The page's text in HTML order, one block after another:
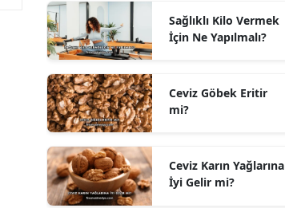
Sağlıklı Kilo Vermek
İçin Ne Yapılmalı?
Ceviz Göbek Eritir
mi?
Ceviz Karın Yağlarına
İyi Gelir mi?